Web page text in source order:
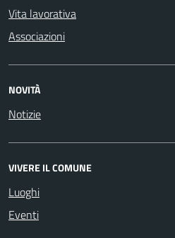
Vita lavorativa
Associazioni
NOVITÀ
Notizie
VIVERE IL COMUNE
Luoghi
Eventi